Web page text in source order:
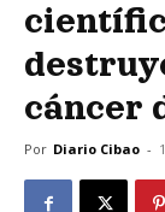
cáncer
Por Diario Cibao -